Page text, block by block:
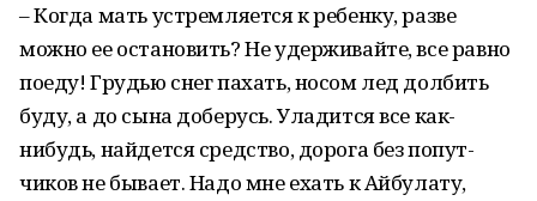
– Когда мать устремляется к ребенку, разве
можно ее остановить? Не удерживайте, все равно
поеду! Грудью снег пахать, носом лед долбить
буду, а до сына доберусь. Уладится все как-
нибудь, найдется средство, дорога без попут­
чиков не бывает. Надо мне ехать к Айбулату,